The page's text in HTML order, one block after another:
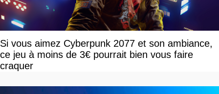
Si vous aimez Cyberpunk 2077 et son ambiance,
ce jeu à moins de 3€ pourrait bien vous faire
craquer